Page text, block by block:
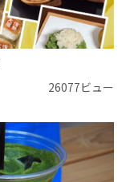
26077ビュー